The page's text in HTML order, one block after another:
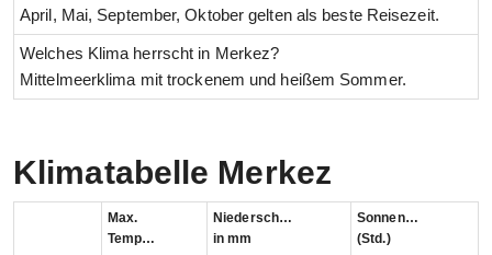
April, Mai, September, Oktober gelten als beste Reisezeit.
Welches Klima herrscht in Merkez?
Mittelmeerklima mit trockenem und heißem Sommer.
Klimatabelle Merkez
Max.
Temperatur
Niederschlag
in mm
Sonnenstunden
(Std.)